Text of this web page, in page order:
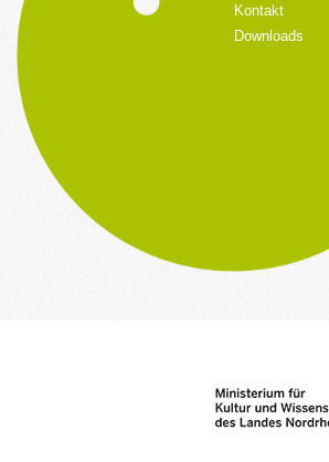
Kontakt
Downloads